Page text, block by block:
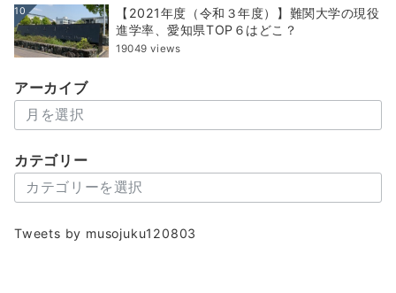
10
【2021年度（令和３年度）】難関大学の現役
進学率、愛知県TOP６はどこ？
19049 views
アーカイブ
ー
イ
カテゴリー
テ
リ
Tweets by musojuku120803